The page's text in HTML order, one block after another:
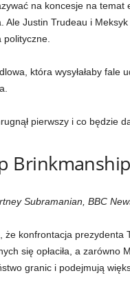
na koncesje na
Ale Justin Trudeau i
polityczne.
która wysyłałaby fale
pierwszy i co będzie
Subramanian, BBC
że konfrontacja prezydenta
się opłaciła, a zarówno
granic i podejmują